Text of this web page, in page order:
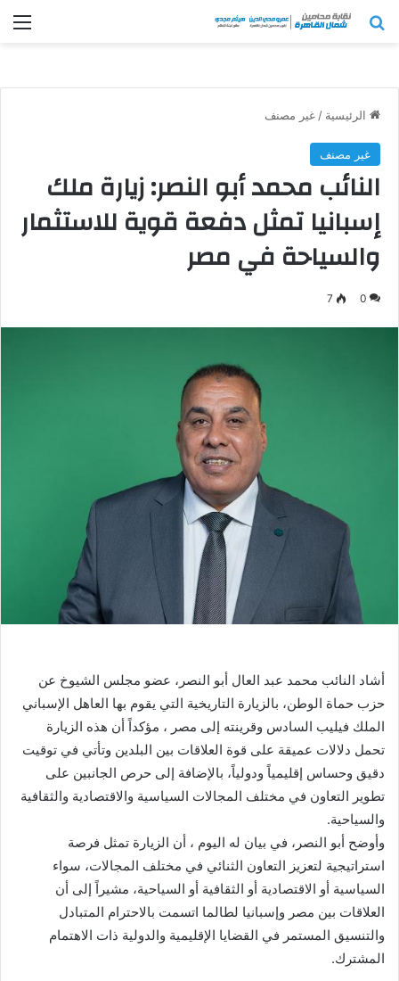
بحث عن
الرئيسية / غير مصنف
غير مصنف
النائب محمد أبو النصر: زيارة ملك
إسبانيا تمثل دفعة قوية للاستثمار
والسياحة في مصر
0
7
أشاد النائب محمد عبد العال أبو النصر، عضو مجلس الشيوخ عن
حزب حماة الوطن، بالزيارة التاريخية التي يقوم بها العاهل الإسباني
الملك فيليب السادس وقرينته إلى مصر ، مؤكداً أن هذه الزيارة
تحمل دلالات عميقة على قوة العلاقات بين البلدين وتأتي في توقيت
دقيق وحساس إقليمياً ودولياً، بالإضافة إلى حرص الجانبين على
تطوير التعاون في مختلف المجالات السياسية والاقتصادية والثقافية
والسياحية.
وأوضح أبو النصر، في بيان له اليوم ، أن الزيارة تمثل فرصة
استراتيجية لتعزيز التعاون الثنائي في مختلف المجالات، سواء
السياسية أو الاقتصادية أو الثقافية أو السياحية، مشيراً إلى أن
العلاقات بين مصر وإسبانيا لطالما اتسمت بالاحترام المتبادل
والتنسيق المستمر في القضايا الإقليمية والدولية ذات الاهتمام
المشترك.